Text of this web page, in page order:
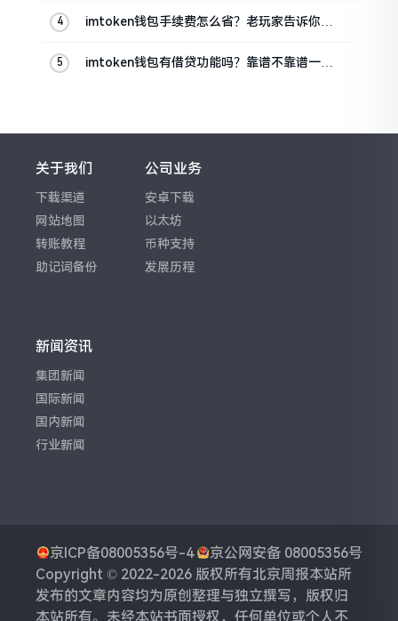
imtoken钱包手续费怎么省？老玩家告诉你几
imtoken钱包有借贷功能吗？靠谱不靠谱一文
关于我们
下载渠道
网站地图
转账教程
助记词备份
公司业务
安卓下载
以太坊
币种支持
发展历程
新闻资讯
集团新闻
国际新闻
国内新闻
行业新闻
京ICP备08005356号-4
京公网安备 08005356号
Copyright © 2022-2026 版权所有北京周报本站所
发布的文章内容均为原创整理与独立撰写，版权归
本站所有。未经本站书面授权，任何单位或个人不